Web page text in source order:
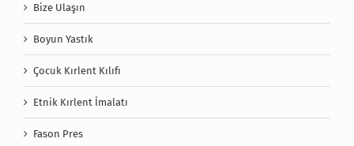
Bize Ulaşın
Boyun Yastık
Çocuk Kırlent Kılıfı
Etnik Kırlent İmalatı
Fason Pres